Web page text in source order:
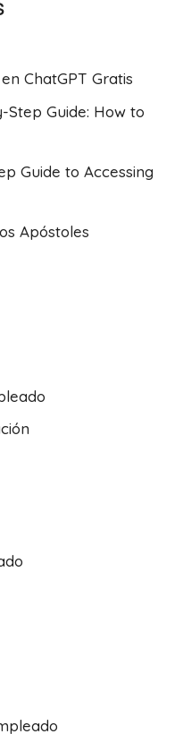
ChatGPT Gratis
Step Guide: How to
Guide to Accessing
Apóstoles